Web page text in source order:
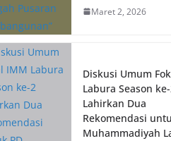
Maret 2, 2026
Diskusi Umum
Labura Season
Lahirkan Dua
Rekomendasi
Muhammadiyah